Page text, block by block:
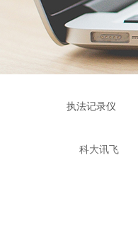
执法记录仪
科大讯飞